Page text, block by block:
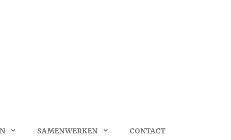
SAMENWERKEN CONTACT